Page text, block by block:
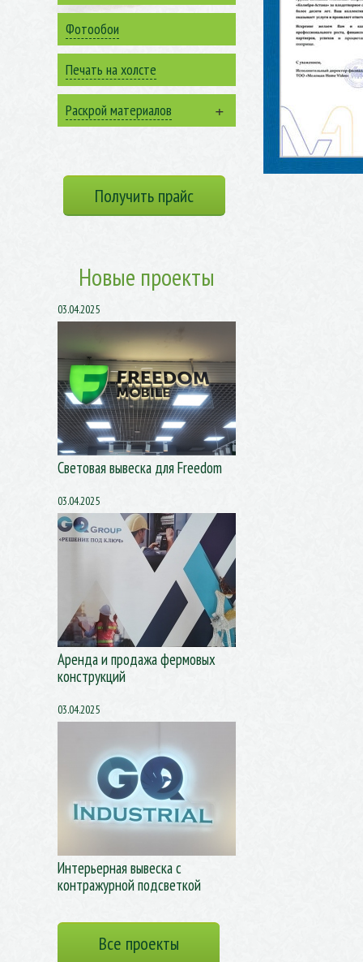
Фотообои
Печать на холсте
Раскрой материалов +
Получить прайс
Новые проекты
03.04.2025
Световая вывеска для Freedom
03.04.2025
Аренда и продажа фермовых
конструкций
03.04.2025
Интерьерная вывеска с
контражурной подсветкой
Все проекты